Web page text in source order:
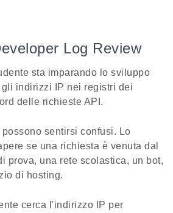
Log Review
sta imparando lo sviluppo
indirizzi IP nei registri dei
delle richieste API.
possono sentirsi confusi. Lo
se una richiesta è venuta dal
prova, una rete scolastica, un bot,
di hosting.
cerca l'indirizzo IP per